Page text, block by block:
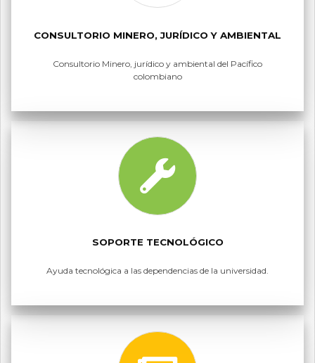
CONSULTORIO MINERO, JURÍDICO Y AMBIENTAL
Consultorio Minero, jurídico y ambiental del Pacífico
colombiano
SOPORTE TECNOLÓGICO
Ayuda tecnológica a las dependencias de la universidad.